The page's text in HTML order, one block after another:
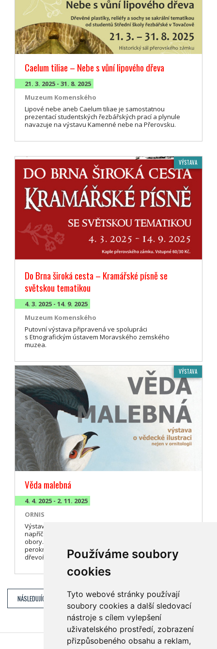
Používáme soubory
cookies
Tyto webové stránky používají
soubory cookies a další sledovací
nástroje s cílem vylepšení
uživatelského prostředí, zobrazení
přizpůsobeného obsahu a reklam,
Caelum tiliae – Nebe s vůní lipového dřeva
21. 3. 2025 - 31. 8. 2025
Muzeum Komenského
Lipové nebe aneb Caelum tiliae je samostatnou
prezentací studentských řezbářských prací a plynule
navazuje na výstavu Kamenné nebe na Přerovsku.
VÝSTAVA
Do Brna široká cesta – Kramářské písně se
světskou tematikou
4. 3. 2025 - 14. 9. 2025
Muzeum Komenského
Putovní výstava připravená ve spolupráci
s Etnografickým ústavem Moravského zemského
muzea.
VÝSTAVA
Věda malebná
4. 4. 2025 - 2. 11. 2025
ORNIS
Výstava nastíní historii vědecké ilustrace a různé náměty
napříč přírodovědnými
obory. Představí různé metody kreseb a tisků, od
perokresby po infografiku, od
dřevořezu po umělou inteligenci.
NÁSLEDUJÍCÍ DEN (ÚTERÝ 22. 4.)